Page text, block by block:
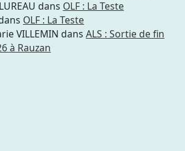
dans OLF : La Teste
OLF : La Teste
VILLEMIN dans ALS : Sortie de fin
à Rauzan